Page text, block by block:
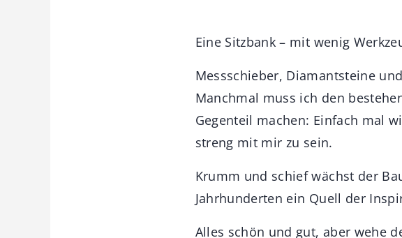
Eine Sitzbank – mit wenig
Messschieber, Diamantsteine
Manchmal muss ich den
Gegenteil machen: Einfach mal
streng mit mir zu sein.
Krumm und schief wächst der
Jahrhunderten ein Quell der
Alles schön und gut, aber wehe